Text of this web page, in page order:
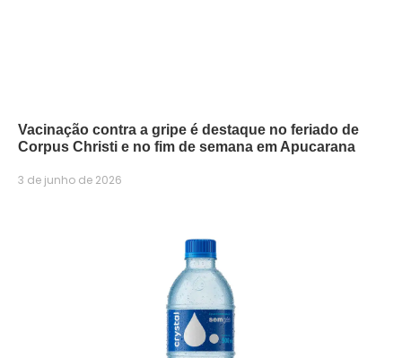
Vacinação contra a gripe é destaque no feriado de
Corpus Christi e no fim de semana em Apucarana
3 de junho de 2026